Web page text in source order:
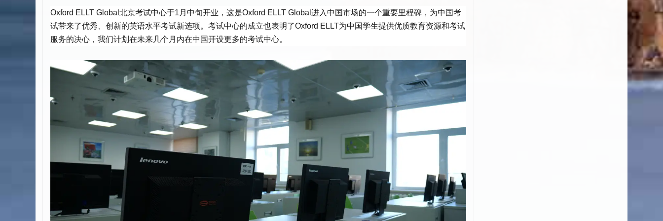
Oxford ELLT Global北京考试中心于1月中旬开业，这是Oxford ELLT Global进入中国市场的一个重要里程碑，为中国考
试带来了优秀、创新的英语水平考试新选项。考试中心的成立也表明了Oxford ELLT为中国学生提供优质教育资源和考试
服务的决心，我们计划在未来几个月内在中国开设更多的考试中心。